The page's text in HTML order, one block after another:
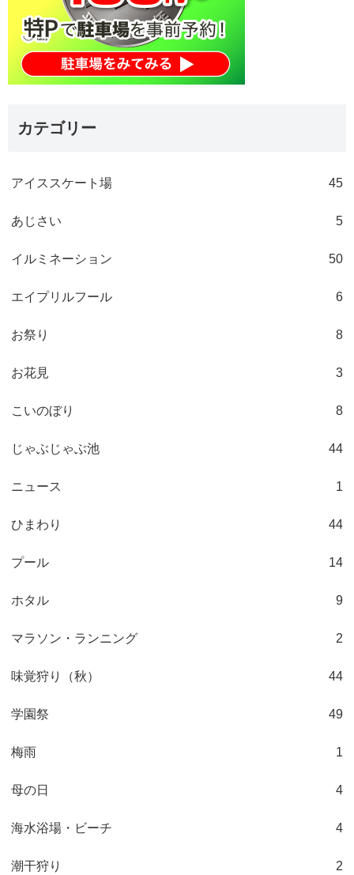
カテゴリー
アイススケート場 45
あじさい 5
イルミネーション 50
エイプリルフール 6
お祭り 8
お花見 3
こいのぼり 8
じゃぶじゃぶ池 44
ニュース 1
ひまわり 44
プール 14
ホタル 9
マラソン・ランニング 2
味覚狩り（秋） 44
学園祭 49
梅雨 1
母の日 4
海水浴場・ビーチ 4
潮干狩り 2